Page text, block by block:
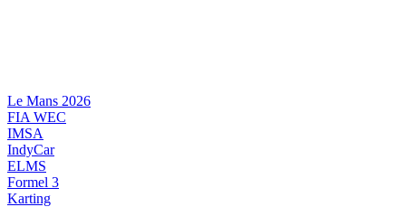
Le Mans 2026
FIA WEC
IMSA
IndyCar
ELMS
Formel 3
Karting